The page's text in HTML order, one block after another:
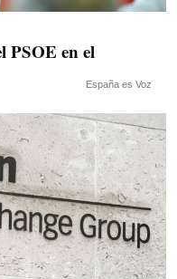
PSOE en el
España es Voz